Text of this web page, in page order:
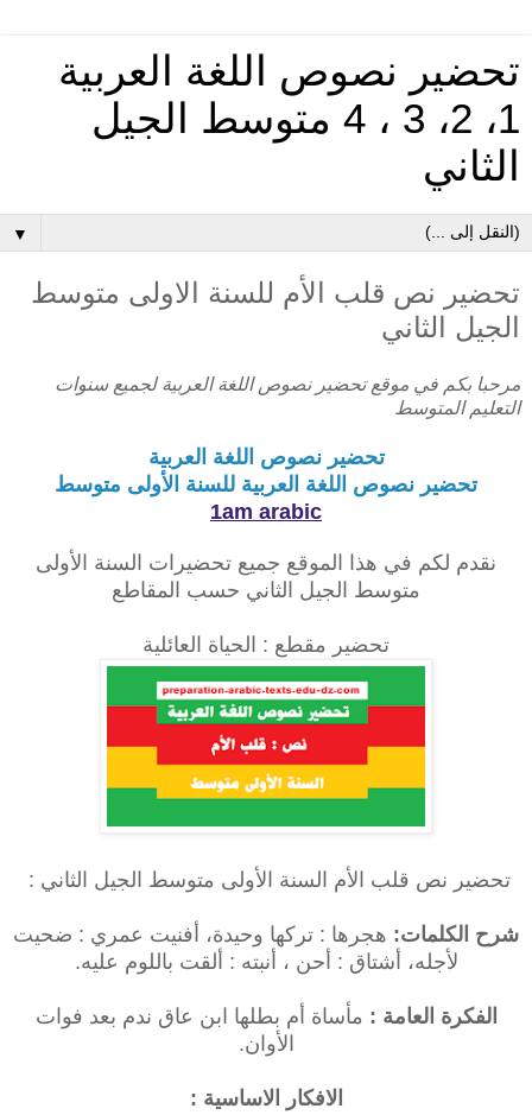
تحضير نصوص اللغة العربية
1، 2، 3 ، 4 متوسط الجيل
الثاني
▼
تحضير نص قلب الأم للسنة الاولى متوسط
الجيل الثاني
مرحبا بكم في موقع تحضير نصوص اللغة العربية لجميع سنوات
التعليم المتوسط
تحضير نصوص اللغة العربية
تحضير نصوص اللغة العربية للسنة الأولى متوسط
1am arabic
نقدم لكم في هذا الموقع جميع تحضيرات السنة الأولى
متوسط الجيل الثاني حسب المقاطع
تحضير مقطع : الحياة العائلية
تحضير نص قلب الأم السنة الأولى متوسط الجيل الثاني :
شرح الكلمات: هجرها : تركها وحيدة، أفنيت عمري : ضحيت
لأجله، أشتاق : أحن ، أنبته : ألقت باللوم عليه.
الفكرة العامة : مأساة أم بطلها ابن عاق ندم بعد فوات
الأوان.
الافكار الاساسية :